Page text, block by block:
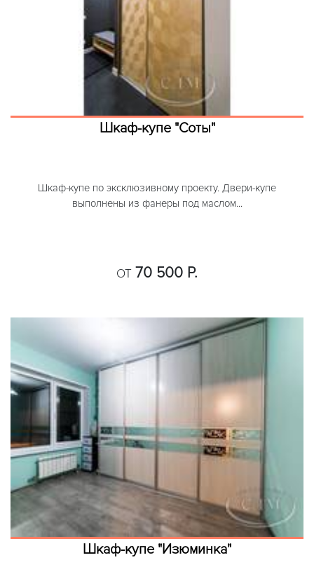
Шкаф-купе "Соты"
Шкаф-купе по эксклюзивному проекту. Двери-купе
выполнены из фанеры под маслом...
ОТ 70 500 Р.
Шкаф-купе "Изюминка"